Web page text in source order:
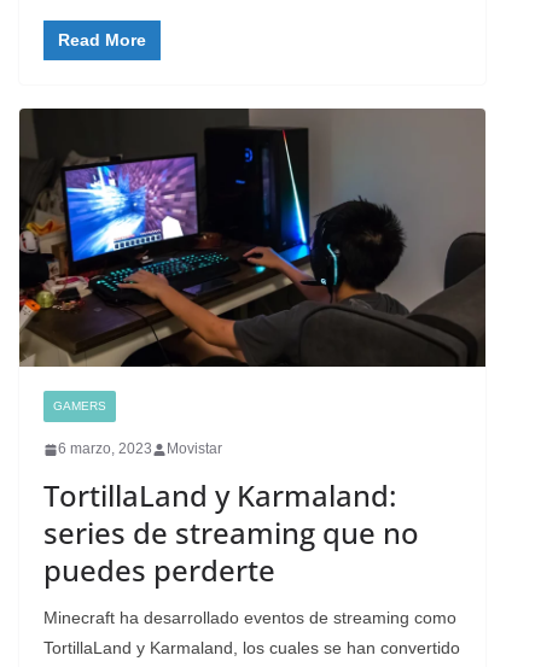
Read More
GAMERS
6 marzo, 2023 Movistar
TortillaLand y Karmaland:
series de streaming que no
puedes perderte
Minecraft ha desarrollado eventos de streaming como
TortillaLand y Karmaland, los cuales se han convertido